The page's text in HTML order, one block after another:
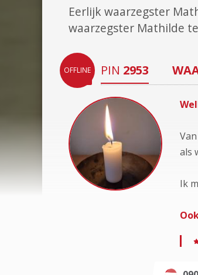
Eerlijk waarzegster
waarzegster Mathilde
OFFLINE PIN 2953
als
Ik